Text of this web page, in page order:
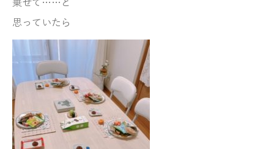
乗せて……と
思っていたら